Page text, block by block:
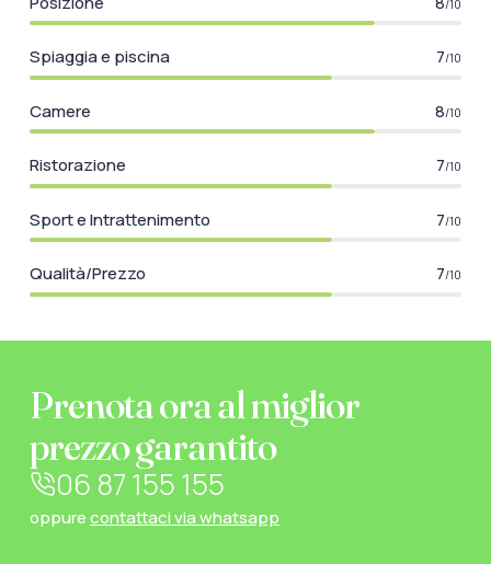
/10
Spiaggia e piscina 7/10
Camere 8/10
Ristorazione 7/10
Sport e Intrattenimento 7/10
Qualità/Prezzo 7/10
Prenota ora al miglior
prezzo garantito
06 87 155 155
oppurecontattaci via whatsapp